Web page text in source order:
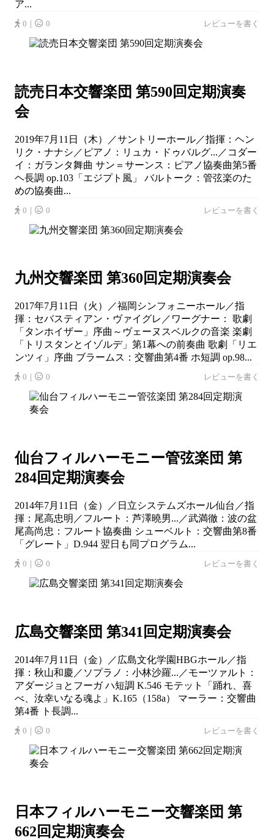
ア...
0｜ 0 レビューを書く
読売日本交響楽団 第590回定期演奏
会
2019年7月11日（木）／サントリーホール／指揮：ヘン
リク・ナナシ／ピアノ：リュカ・ドゥバルグ...／コダー
イ：ガランタ舞曲 サン＝サーンス：ピアノ協奏曲第5番
ヘ長調 op.103「エジプト風」 バルトーク：管弦楽のた
めの協奏曲...
0｜ 0 レビューを書く
九州交響楽団 第360回定期演奏会
2017年7月11日（火）／福岡シンフォニーホール／指
揮：セバスティアン・ヴァイグレ／ワーグナー： 歌劇
「タンホイザー」序曲～ヴェーヌスベルクの音楽 楽劇
「トリスタンとイゾルデ」第1幕への前奏曲 歌劇「リエ
ンツィ」序曲 ブラームス：交響曲第4番 ホ短調 op.98...
0｜ 0 レビューを書く
仙台フィルハーモニー管弦楽団 第
284回定期演奏会
2014年7月11日（金）／日立システムズホール仙台／指
揮：尾高忠明／フルート：芦澤曉男...／武満徹：波の盆
尾高尚忠：フルート協奏曲 シューベルト：交響曲第8番
「グレート」D.944 翌日も同プログラム...
0｜ 0 レビューを書く
広島交響楽団 第341回定期演奏会
2014年7月11日（金）／広島文化学園HBGホール／指
揮：秋山和慶／ソプラノ：小林沙羅...／モーツァルト：
アダージョとフーガ ハ短調 K.546 モテット「踊れ、喜
べ、汝幸いなる魂よ」K.165（158a） マーラー：交響曲
第4番 ト長調...
0｜ 0 レビューを書く
日本フィルハーモニー交響楽団 第
662回定期演奏会